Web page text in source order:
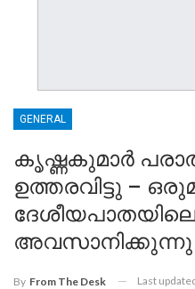
GENERAL
കൃഷ്ണകുമാർ
ഉത്തരവിട്ടു –
അവസാനിക്കുന്നു
By From The Desk Last